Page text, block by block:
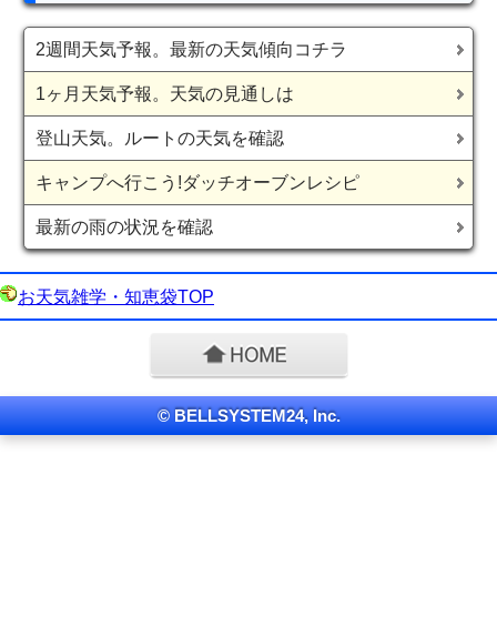
2週間天気予報。最新の天気傾向コチラ
1ヶ月天気予報。天気の見通しは
登山天気。ルートの天気を確認
キャンプへ行こう!ダッチオーブンレシピ
最新の雨の状況を確認
お天気雑学・知恵袋TOP
© BELLSYSTEM24, Inc.